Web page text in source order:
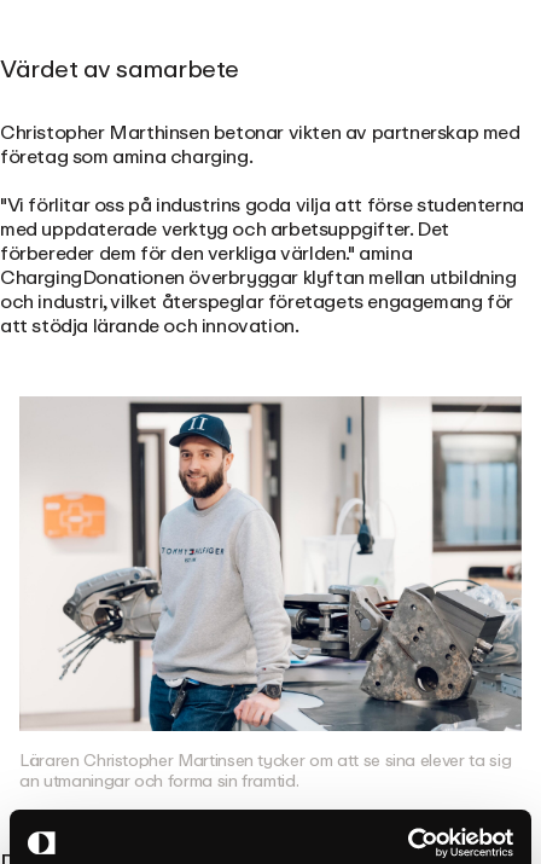
Värdet av samarbete
Christopher Marthinsen betonar vikten av partnerskap med
företag som amina charging.
"Vi förlitar oss på industrins goda vilja att förse studenterna
med uppdaterade verktyg och arbetsuppgifter. Det
förbereder dem för den verkliga världen." amina
ChargingDonationen överbryggar klyftan mellan utbildning
och industri, vilket återspeglar företagets engagemang för
att stödja lärande och innovation.
Läraren Christopher Martinsen tycker om att se sina elever ta sig
an utmaningar och forma sin framtid.